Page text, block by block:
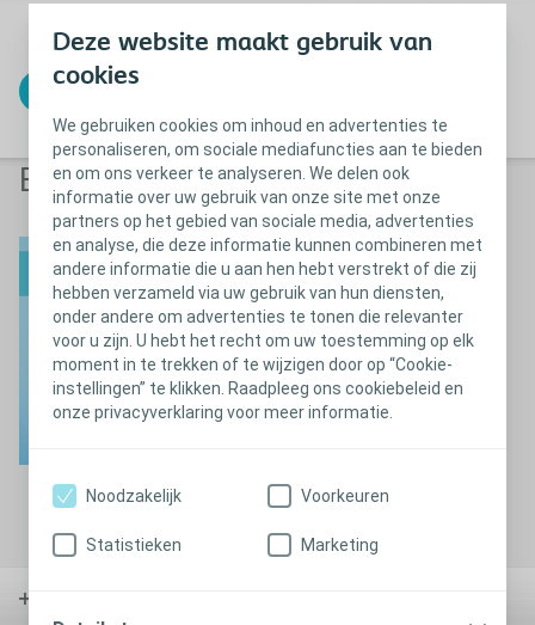
Deze website maakt gebruik van
cookies
We gebruiken cookies om inhoud en advertenties te
personaliseren, om sociale mediafuncties aan te bieden
en om ons verkeer te analyseren. We delen ook
informatie over uw gebruik van onze site met onze
partners op het gebied van sociale media, advertenties
en analyse, die deze informatie kunnen combineren met
andere informatie die u aan hen hebt verstrekt of die zij
hebben verzameld via uw gebruik van hun diensten,
onder andere om advertenties te tonen die relevanter
voor u zijn. U hebt het recht om uw toestemming op elk
moment in te trekken of te wijzigen door op “Cookie-
instellingen” te klikken. Raadpleeg ons cookiebeleid en
onze privacyverklaring voor meer informatie.
Noodzakelijk Voorkeuren
Statistieken Marketing
EasiCath
EasiCath en EasiCath set